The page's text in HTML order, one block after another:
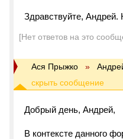
Здравствуйте,
[Нет ответов на это
Ася Прыжко »
Добрый день, Андрей,
В контексте данного